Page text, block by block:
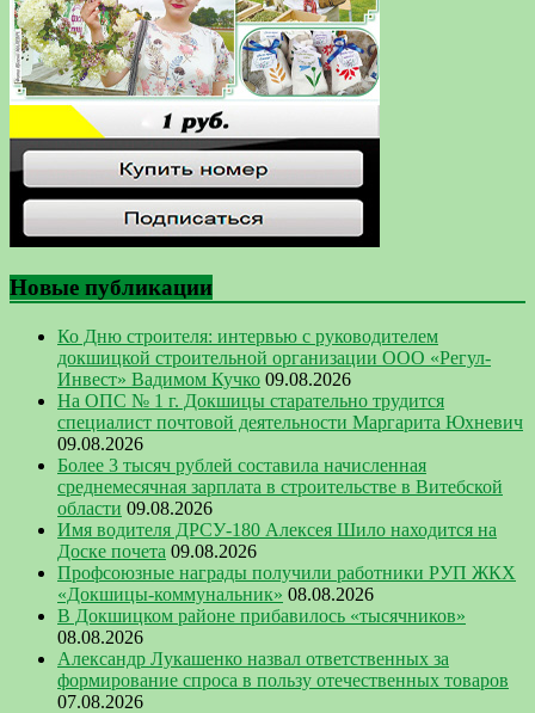
Новые публикации
Ко Дню строителя: интервью с руководителем
докшицкой строительной организации ООО «Регул-
Инвест» Вадимом Кучко 09.08.2026
На ОПС № 1 г. Докшицы старательно трудится
специалист почтовой деятельности Маргарита Юхневич
09.08.2026
Более 3 тысяч рублей составила начисленная
среднемесячная зарплата в строительстве в Витебской
области 09.08.2026
Имя водителя ДРСУ-180 Алексея Шило находится на
Доске почета 09.08.2026
Профсоюзные награды получили работники РУП ЖКХ
«Докшицы-коммунальник» 08.08.2026
В Докшицком районе прибавилось «тысячников»
08.08.2026
Александр Лукашенко назвал ответственных за
формирование спроса в пользу отечественных товаров
07.08.2026